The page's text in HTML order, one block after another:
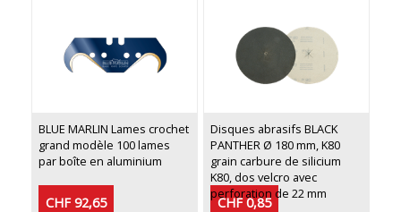
BLUE MARLIN Lames crochet
grand modèle 100 lames
par boîte en aluminium
CHF 92,65
Disques abrasifs BLACK
PANTHER Ø 180 mm, K80
grain carbure de silicium
K80, dos velcro avec
perforation de 22 mm
CHF 0,85